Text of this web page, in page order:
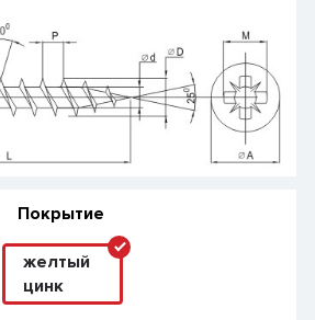
Покрытие
желтый
цинк